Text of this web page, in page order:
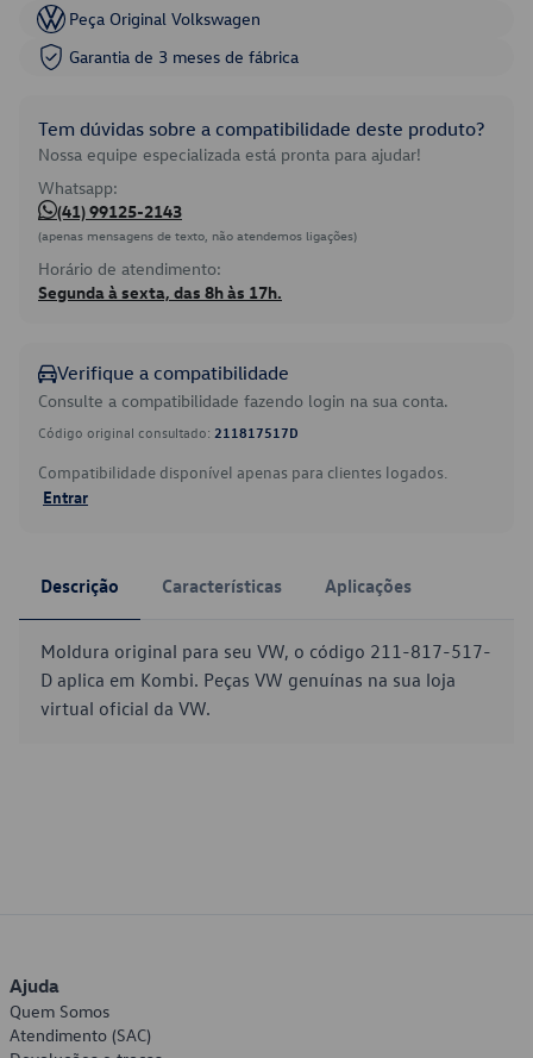
Peça Original Volkswagen
Garantia de 3 meses de fábrica
Tem dúvidas sobre a compatibilidade deste produto?
Nossa equipe especializada está pronta para ajudar!
Whatsapp:
(41) 99125-2143
(apenas mensagens de texto, não atendemos ligações)
Horário de atendimento:
Segunda à sexta, das 8h às 17h.
Verifique a compatibilidade
Consulte a compatibilidade fazendo login na sua conta.
Código original consultado: 211817517D
Compatibilidade disponível apenas para clientes logados.
Entrar
Descrição Características Aplicações
Moldura original para seu VW, o código 211-817-517-
D aplica em Kombi. Peças VW genuínas na sua loja
virtual oficial da VW.
Ajuda
Quem Somos
Atendimento (SAC)